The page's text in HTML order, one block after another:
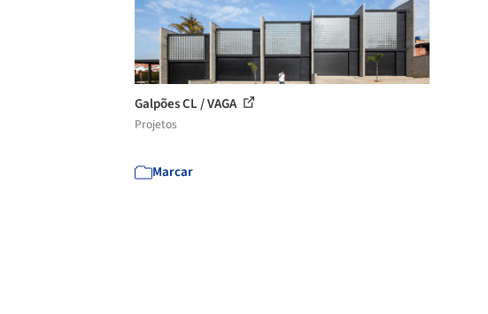
Galpões CL / VAGA
Projetos
Marcar